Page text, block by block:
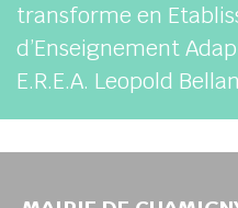
transforme en
d’Enseignement
E.R.E.A. Leopold